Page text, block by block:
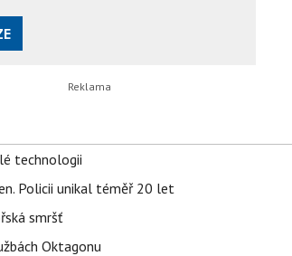
technologii
Policii unikal téměř 20 let
smršť
Oktagonu